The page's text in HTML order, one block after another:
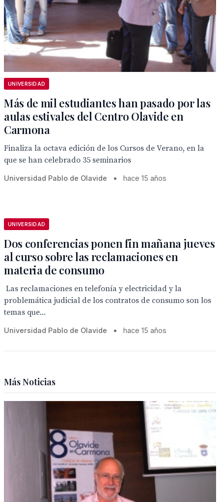
UNIVERSIDAD
Más de mil estudiantes han pasado por las
aulas estivales del Centro Olavide en
Carmona
Finaliza la octava edición de los Cursos de Verano, en la
que se han celebrado 35 seminarios
Universidad Pablo de Olavide • hace 15 años
UNIVERSIDAD
Dos conferencias ponen fin mañana jueves
al curso sobre las reclamaciones en
materia de consumo
 Las reclamaciones en telefonía y electricidad y la
problemática judicial de los contratos de consumo son los
temas que...
Universidad Pablo de Olavide • hace 15 años
Más Noticias